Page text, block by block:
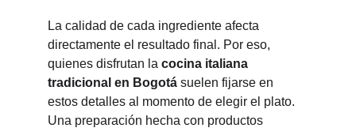
La calidad de cada ingrediente afecta
directamente el resultado final. Por eso,
quienes disfrutan la cocina italiana
tradicional en Bogotá suelen fijarse en
estos detalles al momento de elegir el plato.
Una preparación hecha con productos